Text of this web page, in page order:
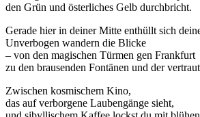
den Grün und österliches Gelb durchbricht.
Gerade hier in deiner Mitte enthüllt sich
Unverbogen wandern die Blicke
– von den magischen Türmen gen Frankfurt
zu den brausenden Fontänen und der
Zwischen kosmischem Kino,
das auf verborgene Laubengänge sieht,